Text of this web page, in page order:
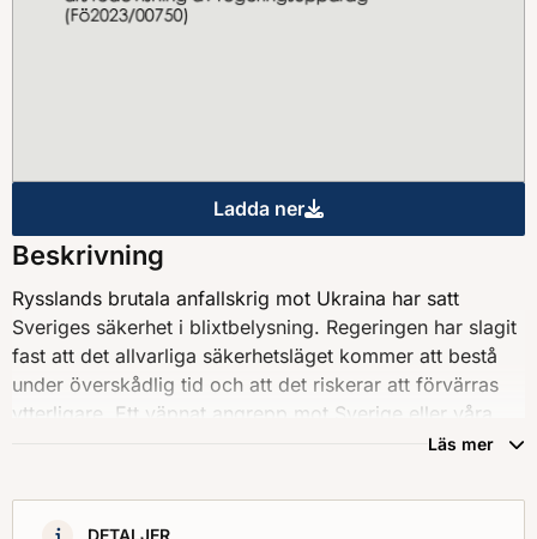
Ladda ner
Det civila försvaret – På
Beskrivning
Rysslands brutala anfallskrig mot Ukraina har satt
Sveriges säkerhet i blixtbelysning. Regeringen har slagit
fast att det allvarliga säkerhetsläget kommer att bestå
under överskådlig tid och att det riskerar att förvärras
ytterligare. Ett väpnat angrepp mot Sverige eller våra
allierade kan inte uteslutas och ett väpnat angrepp utgör
nu byggs upp inom ramen för Natos kollektiva försvar.1
Det är i denna säkerhetspolitiska kontext som
Läs mer
DETALJER